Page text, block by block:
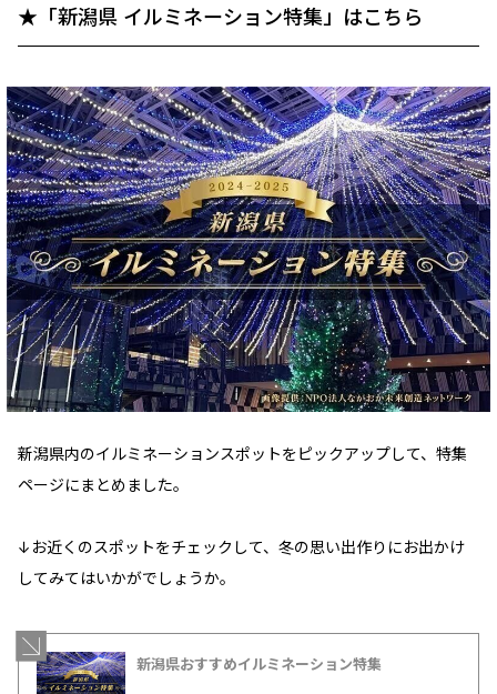
★「新潟県 イルミネーション特集」はこちら
新潟県内のイルミネーションスポットをピックアップして、特集
ページにまとめました。
↓お近くのスポットをチェックして、冬の思い出作りにお出かけ
してみてはいかがでしょうか。
新潟県おすすめイルミネーション特集